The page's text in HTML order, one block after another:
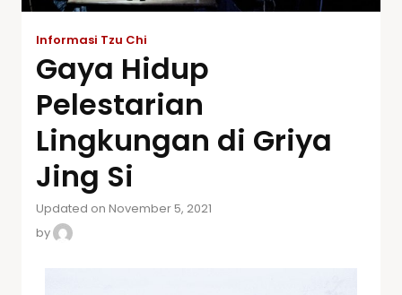
Informasi Tzu Chi
Gaya Hidup
Pelestarian
Lingkungan di Griya
Jing Si
Updated on November 5, 2021
by